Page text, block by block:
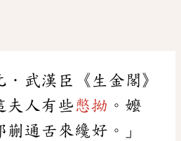
武漢臣《生金閣》
夫人有些 憋拗 。嬤
通舌來纔好。」